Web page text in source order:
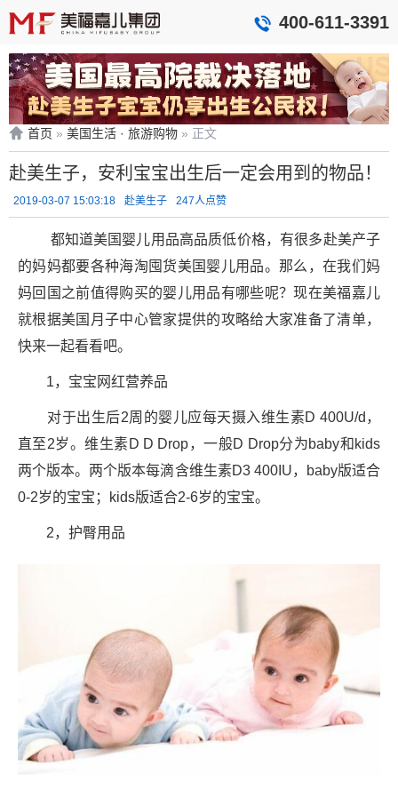
400-611-3391
首页 » 美国生活 · 旅游购物 » 正文
赴美生子，安利宝宝出生后一定会用到的物品！
2019-03-07 15:03:18 赴美生子 247人点赞
都知道美国婴儿用品高品质低价格，有很多赴美产子
的妈妈都要各种海淘囤货美国婴儿用品。那么，在我们妈
妈回国之前值得购买的婴儿用品有哪些呢？现在美福嘉儿
就根据美国月子中心管家提供的攻略给大家准备了清单，
快来一起看看吧。
1，宝宝网红营养品
对于出生后2周的婴儿应每天摄入维生素D 400U/d，
直至2岁。维生素D D Drop，一般D Drop分为baby和kids
两个版本。两个版本每滴含维生素D3 400IU，baby版适合
0-2岁的宝宝；kids版适合2-6岁的宝宝。
2，护臀用品